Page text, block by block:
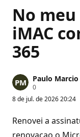
No
iMAC
365
Paulo
0P
o
n
o
s
d
8 de jul. de 2026 20:24
Renovei a